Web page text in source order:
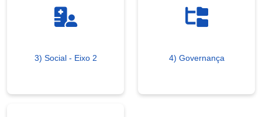
3) Social - Eixo 2 4) Governança